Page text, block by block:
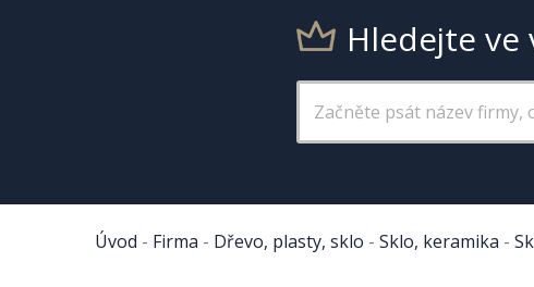
Hledejte ve
Úvod - Firma - Dřevo, plasty, sklo - Sklo, keramika -